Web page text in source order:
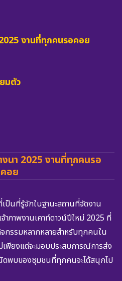
งานที่ทุกคนรอคอย
มตัว
งนา 2025 งานที่ทุกคนรอ
คอย
ป็นที่รู้จักในฐานะสถานที่จัดงาน
าภาพงานเคาท์ดาวน์ปีใหม่ 2025 ที่
กรรมหลากหลายสำหรับทุกคนใน
พียงแต่จะมอบประสบการณ์การส่ง
พบของชุมชนที่ทุกคนจะได้สนุกไป